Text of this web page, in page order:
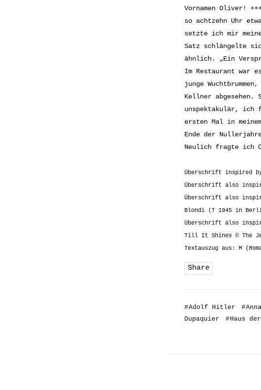
Vornamen Oliver!
so achtzehn Uhr
setzte ich mir
Satz schlängelte
ähnlich. „Ein
Im Restaurant war
junge
Kellner abgesehen.
unspektakulär, ich
ersten Mal in
Ende der
Neulich fragte ich
Überschrift inspired
Überschrift also
Überschrift also
Blondi († 1945 in
Überschrift also
Till It Shines © The
Textauszug aus: M
Share
#Adolf Hitler #
Dupaquier
#Haus